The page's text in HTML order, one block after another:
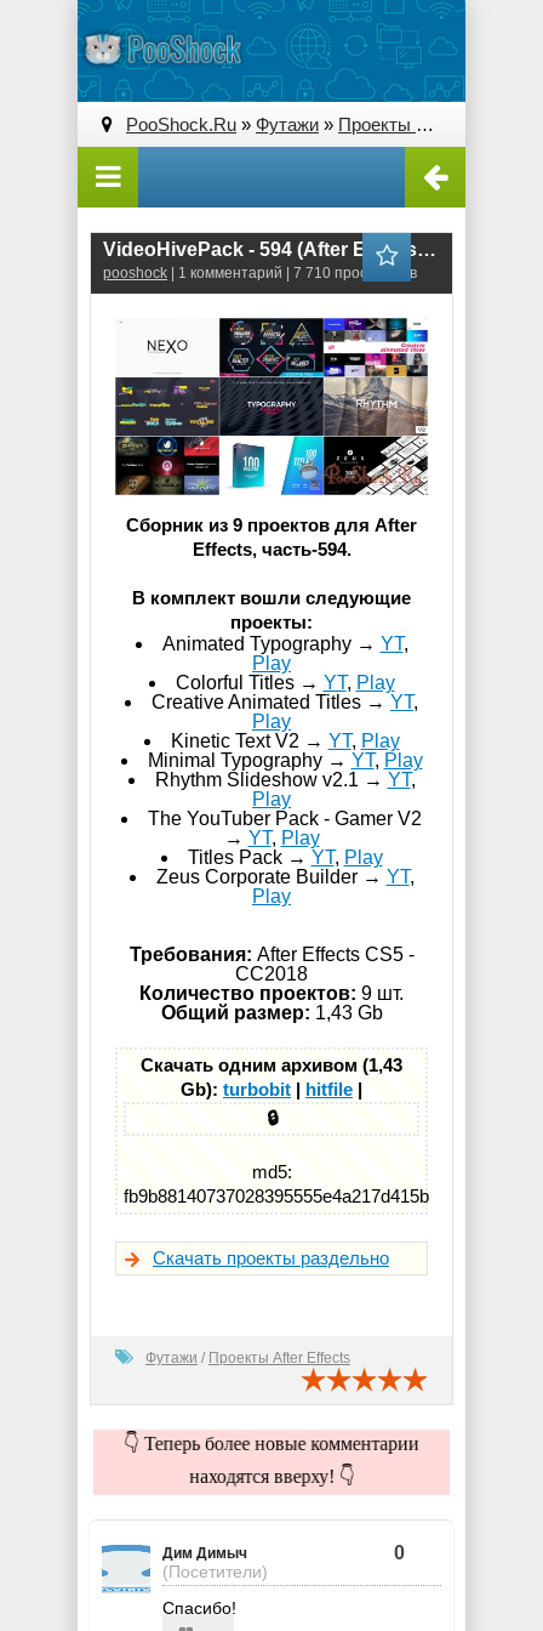
PooShock.Ru » Футажи » Проекты After Effects
VideoHivePack - 594 (After Effects Projects Pack)
pooshock | 1 комментарий | 7 710 просмотров
Сборник из 9 проектов для After
Effects, часть-594.
В комплект вошли следующие
проекты:
Animated Typography → YT,
Play
Colorful Titles → YT, Play
Creative Animated Titles → YT,
Play
Kinetic Text V2 → YT, Play
Minimal Typography → YT, Play
Rhythm Slideshow v2.1 → YT,
Play
The YouTuber Pack - Gamer V2
→ YT, Play
Titles Pack → YT, Play
Zeus Corporate Builder → YT,
Play
Требования: After Effects CS5 -
СС2018
Количество проектов: 9 шт.
Общий размер: 1,43 Gb
Скачать одним архивом (1,43
Gb): turbobit | hitfile |
🔒
md5:
fb9b88140737028395555e4a217d415b
Скачать проекты раздельно
Футажи / Проекты After Effects
👇 Теперь более новые комментарии
находятся вверху! 👇
Дим Димыч
(Посетители)
0
Спасибо!